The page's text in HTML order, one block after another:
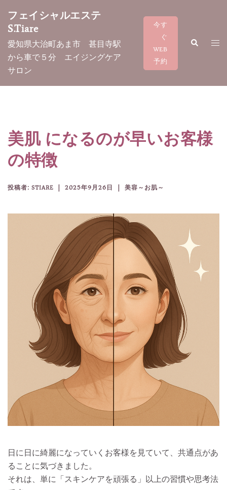
ス
フェイシャルエステ
S.Tiare
愛知県大治町あま市 甚目寺駅
から車で５分 エイジングケア
サロン
今す
ぐ
WEB
予約
検
索
ト
美肌 になるのが早いお客様
の特徴
投稿者: STIARE 2025年9月26日 美容～お肌～
日に日に綺麗になっていくお客様を見ていて、共通点があ
ることに気づきました。
それは、単に「スキンケアを頑張る」以上の習慣や思考法